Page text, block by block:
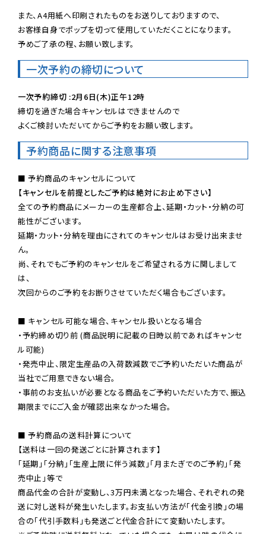
また、A4用紙へ印刷されたものをお送りしておりますので、
お客様自身でポップを切って使用していただくことになります。
予めご了承の程、お願い致します。
一次予約の締切について
一次予約締切 :2月6日(木)正午12時
締切を過ぎた場合キャンセルはできませんので
よくご検討いただいてからご予約をお願い致します。
予約商品に関する注意事項
【キャンセルを前提としたご予約は絶対にお止め下さい】
全ての予約商品にメーカーの生産都合上、延期・カット・分納の可
能性がございます。
延期・カット・分納を理由にされてのキャンセルはお受け出来ませ
ん。
尚、それでもご予約のキャンセルをご希望される方に関しまして
は、
次回からのご予約をお断りさせていただく場合もございます。
■ キャンセル可能な場合、キャンセル扱いとなる場合
・予約締め切り前 (商品説明に記載の日時以前であればキャンセ
ル可能)
・発売中止、限定生産品の入荷数減数でご予約いただいた商品が
当社でご用意できない場合。
・事前のお支払いが必要となる商品をご予約いただいた方で、振込
期限までにご入金が確認出来なかった場合。
■ 予約商品の送料計算について
【送料は一回の発送ごとに計算されます】
「延期」「分納」「生産上限に伴う減数」「月またぎでのご予約」「発
売中止」等で
商品代金の合計が変動し、3万円未満となった場合、それぞれの発
送に対し送料が発生いたします。お支払い方法が「代金引換」の場